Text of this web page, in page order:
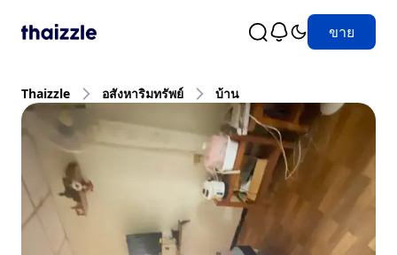
ขาย
Thaizzle อสังหาริมทรัพย์ บ้าน